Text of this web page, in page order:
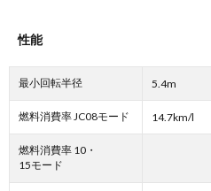
性能
最小回転半径 5.4m
燃料消費率 JC08モード 14.7km/l
燃料消費率 10・
15モード